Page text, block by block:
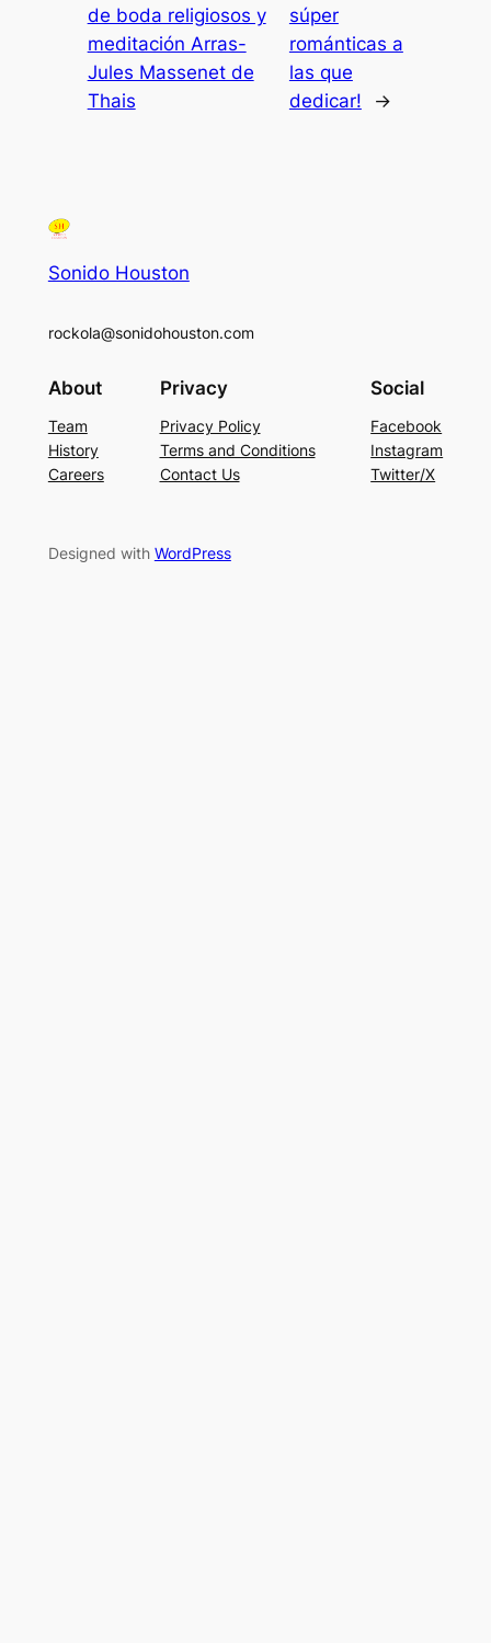
de boda religiosos y
meditación Arras-
Jules Massenet de
Thais
súper
románticas a
las que
dedicar!
→
Sonido Houston
rockola@sonidohouston.com
About
Team
History
Careers
Privacy
Privacy Policy
Terms and Conditions
Contact Us
Social
Facebook
Instagram
Twitter/X
Designed with WordPress